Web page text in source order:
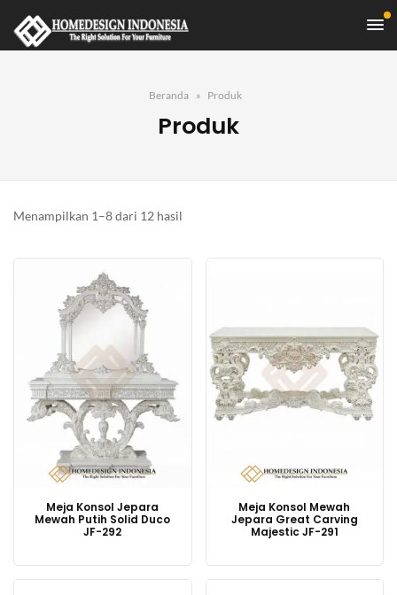
Beranda Produk
Produk
Menampilkan 1–8 dari 12 hasil
yang
Meja Konsol Jepara
Mewah Putih Solid Duco
JF-292
Meja Konsol Mewah
Jepara Great Carving
Majestic JF-291